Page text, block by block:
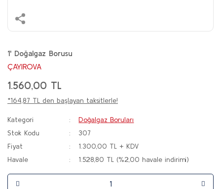
1' Doğalgaz Borusu
ÇAYIROVA
1.560,00 TL
*164,87 TL den başlayan taksitlerle!
Kategori
Doğalgaz Boruları
Stok Kodu
307
Fiyat
1.300,00 TL + KDV
Havale
1.528,80 TL (%2,00 havale indirimi)